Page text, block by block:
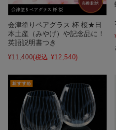
会津塗りペアグラス 杯 桜★日
本土産（みやげ）や記念品に！
英語説明書つき
¥11,400(税込 ¥12,540)